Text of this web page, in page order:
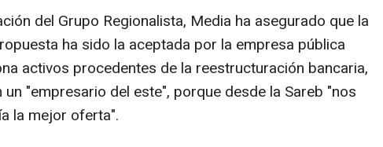
del Grupo Regionalista, Media ha asegurado que la
ha sido la aceptada por la empresa pública
activos procedentes de la reestructuración bancaria,
"empresario del este", porque desde la Sareb "nos
la mejor oferta".